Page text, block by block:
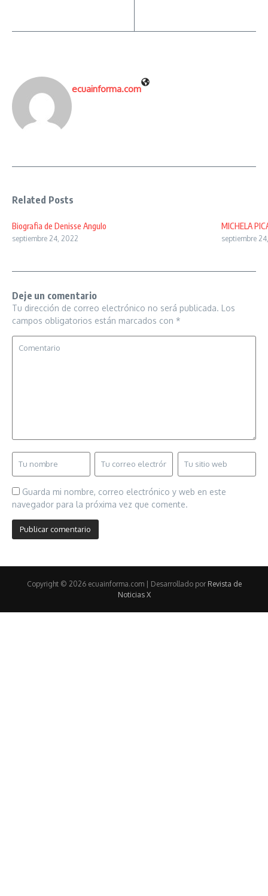
ecuainforma.com
Related Posts
Biografia de Denisse Angulo
septiembre 24, 2022
MICHELA
septiembre
Deje un comentario
Tu dirección de correo electrónico no será publicada. Los
campos obligatorios están marcados con *
Guarda mi nombre, correo electrónico y web en este
navegador para la próxima vez que comente.
Copyright © 2026 ecuainforma.com | Desarrollado por Revista de
Noticias X